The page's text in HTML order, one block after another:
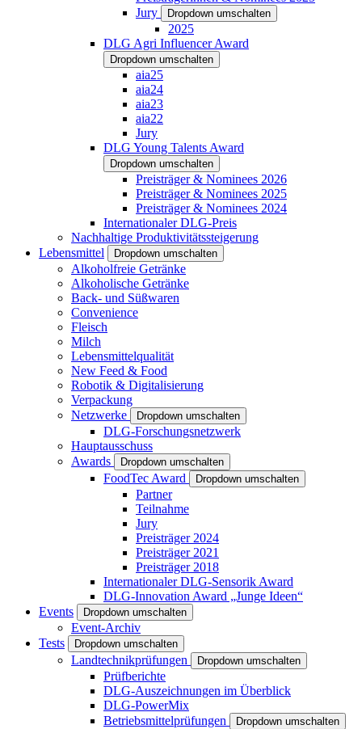
Jury
Dropdown umschalten
2025
DLG Agri Influencer Award
Dropdown umschalten
aia25
aia24
aia23
aia22
Jury
DLG Young Talents Award
Dropdown umschalten
Preisträger & Nominees 2026
Preisträger & Nominees 2025
Preisträger & Nominees 2024
Internationaler DLG-Preis
Nachhaltige Produktivitätssteigerung
Lebensmittel
Dropdown umschalten
Alkoholfreie Getränke
Alkoholische Getränke
Back- und Süßwaren
Convenience
Fleisch
Milch
Lebensmittelqualität
New Feed & Food
Robotik & Digitalisierung
Verpackung
Netzwerke
Dropdown umschalten
DLG-Forschungsnetzwerk
Hauptausschuss
Awards
Dropdown umschalten
FoodTec Award Dropdown umschalten
Partner
Teilnahme
Jury
Preisträger 2024
Preisträger 2021
Preisträger 2018
Internationaler DLG-Sensorik Award
DLG-Innovation Award „Junge Ideen“
Events
Dropdown umschalten
Event-Archiv
Tests
Dropdown umschalten
Landtechnikprüfungen Dropdown umschalten
Prüfberichte
DLG-Auszeichnungen im Überblick
DLG-PowerMix
Betriebsmittelprüfungen
Dropdown umschalten